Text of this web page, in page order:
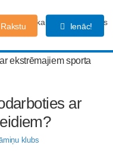
kalendārs Forums
Ienāc!
ar
klubs